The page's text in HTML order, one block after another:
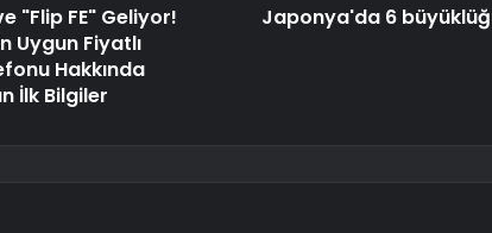
"Flip FE" Geliyor!
Uygun Fiyatlı
Hakkında
İlk Bilgiler
Japonya'da 6